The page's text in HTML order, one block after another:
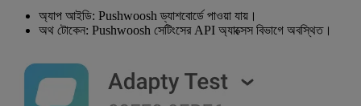
অ্যাপ আইডি: Pushwoosh ড্যাশবোর্ডে পাওয়া যায়।
অথ টোকেন: Pushwoosh সেটিংসের API অ্যাক্সেস বিভাগে অবস্থিত।